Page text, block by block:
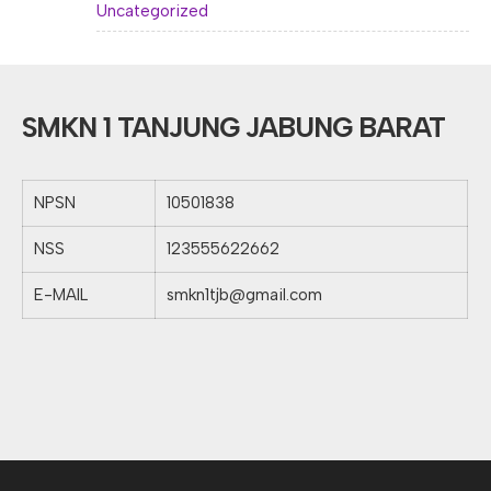
Uncategorized
SMKN 1 TANJUNG JABUNG BARAT
NPSN 10501838
NSS 123555622662
E-MAIL smkn1tjb@gmail.com